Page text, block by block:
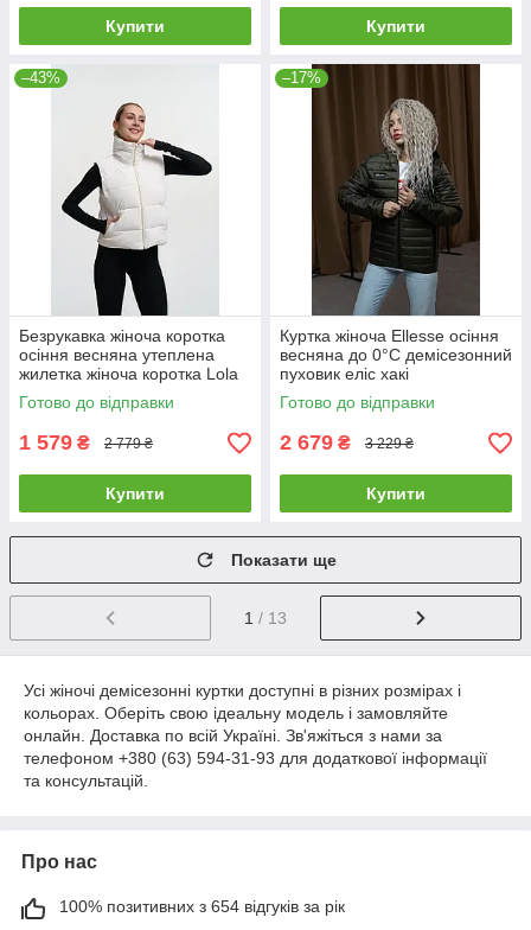
Купити Купити
–43%
Безрукавка жіноча коротка
осіння весняна утеплена
жилетка жіноча коротка Lola
біла
Готово до відправки
1 579 ₴ 2 779 ₴
Купити
–17%
Куртка жіноча Ellesse осіння
весняна до 0°C демісезонний
пуховик еліс хакі
Готово до відправки
2 679 ₴ 3 229 ₴
Купити
Показати ще
1 / 13
Усі жіночі демісезонні куртки доступні в різних розмірах і
кольорах. Оберіть свою ідеальну модель і замовляйте
онлайн. Доставка по всій Україні. Зв'яжіться з нами за
телефоном +380 (63) 594-31-93 для додаткової інформації
та консультацій.
Про нас
100% позитивних з 654 відгуків за рік